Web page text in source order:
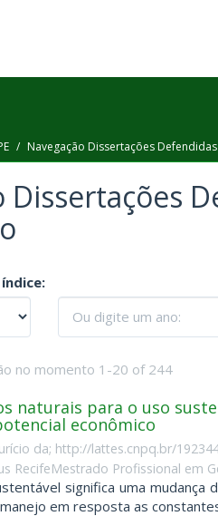
Navegação Dissertações
Dissertações
no momento 1-20 of 244
naturais para o uso
econômico
da; http://lattes.cnpq.br/
RecifeMestrado Profissional em
significa uma
em resposta as